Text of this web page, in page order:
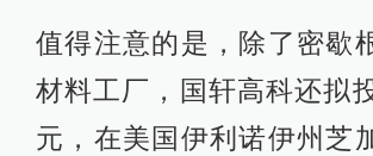
值得注意的是，除了密歇
材料工厂，国轩高科还拟
元，在美国伊利诺伊州芝